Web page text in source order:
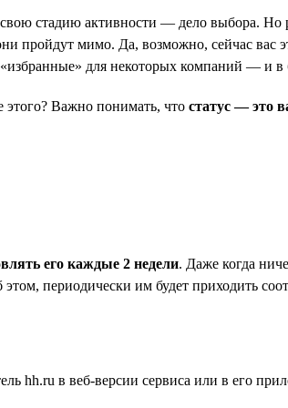
свою стадию активности — дело выбора.
пройдут мимо. Да, возможно, сейчас вас
для некоторых компаний — и в
этого? Важно понимать, что статус — это
его каждые 2 недели. Даже когда
периодически им будет приходить
hh.ru в веб-версии сервиса или в его